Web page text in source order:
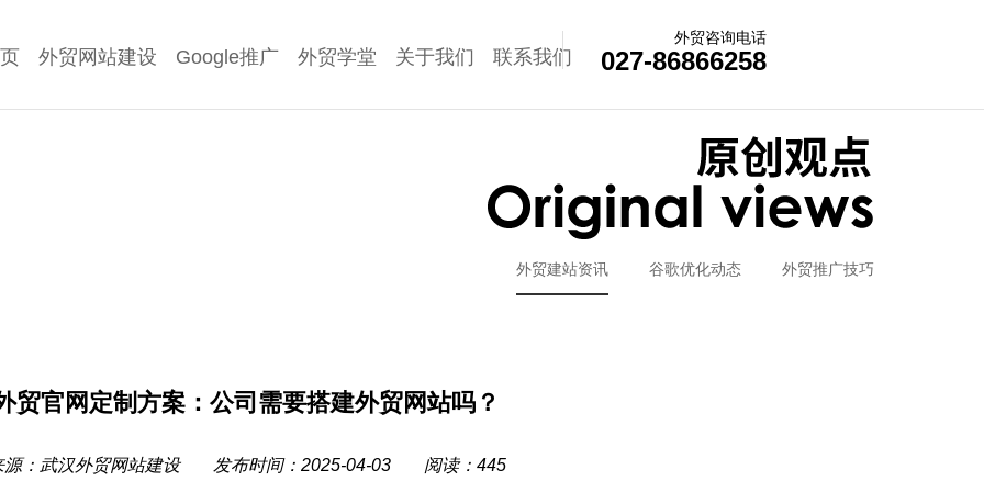
外贸网站建设 Google推广 外贸学堂 关于我们 联系我们
外贸咨询电话
027-86866258
外贸建站资讯 谷歌优化动态 外贸推广技巧
贸官网定制方案：公司需要搭建外贸网站吗？
： 武汉外贸网站建设 发布时间：2025-04-03 阅读：445